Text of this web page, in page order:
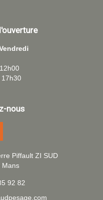
17h30
nous
Piffault ZI SUD
Mans
92 82